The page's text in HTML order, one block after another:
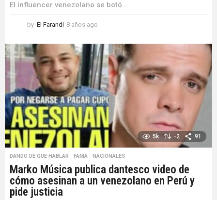
El influencer venezolano se botó...
by El Farandi 8 años ago
ñ
o
s
g
o
5k -2 91
DANDO DE QUE HABLAR ,FAMA ,NACIONALES
Marko Música publica dantesco video de
cómo asesinan a un venezolano en Perú y
pide justicia